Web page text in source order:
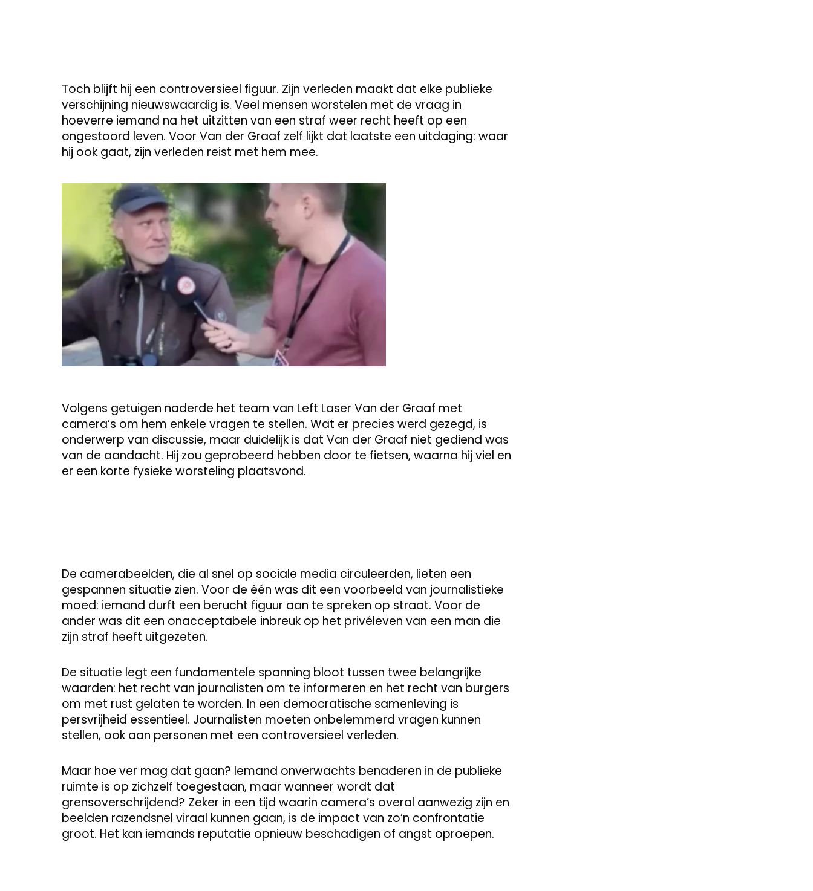
Toch blijft hij een controversieel figuur. Zijn verleden maakt dat elke publieke
verschijning nieuwswaardig is. Veel mensen worstelen met de vraag in
hoeverre iemand na het uitzitten van een straf weer recht heeft op een
ongestoord leven. Voor Van der Graaf zelf lijkt dat laatste een uitdaging: waar
hij ook gaat, zijn verleden reist met hem mee.
Volgens getuigen naderde het team van Left Laser Van der Graaf met
camera’s om hem enkele vragen te stellen. Wat er precies werd gezegd, is
onderwerp van discussie, maar duidelijk is dat Van der Graaf niet gediend was
van de aandacht. Hij zou geprobeerd hebben door te fietsen, waarna hij viel en
er een korte fysieke worsteling plaatsvond.
De camerabeelden, die al snel op sociale media circuleerden, lieten een
gespannen situatie zien. Voor de één was dit een voorbeeld van journalistieke
moed: iemand durft een berucht figuur aan te spreken op straat. Voor de
ander was dit een onacceptabele inbreuk op het privéleven van een man die
zijn straf heeft uitgezeten.
De situatie legt een fundamentele spanning bloot tussen twee belangrijke
waarden: het recht van journalisten om te informeren en het recht van burgers
om met rust gelaten te worden. In een democratische samenleving is
persvrijheid essentieel. Journalisten moeten onbelemmerd vragen kunnen
stellen, ook aan personen met een controversieel verleden.
Maar hoe ver mag dat gaan? Iemand onverwachts benaderen in de publieke
ruimte is op zichzelf toegestaan, maar wanneer wordt dat
grensoverschrijdend? Zeker in een tijd waarin camera’s overal aanwezig zijn en
beelden razendsnel viraal kunnen gaan, is de impact van zo’n confrontatie
groot. Het kan iemands reputatie opnieuw beschadigen of angst oproepen.